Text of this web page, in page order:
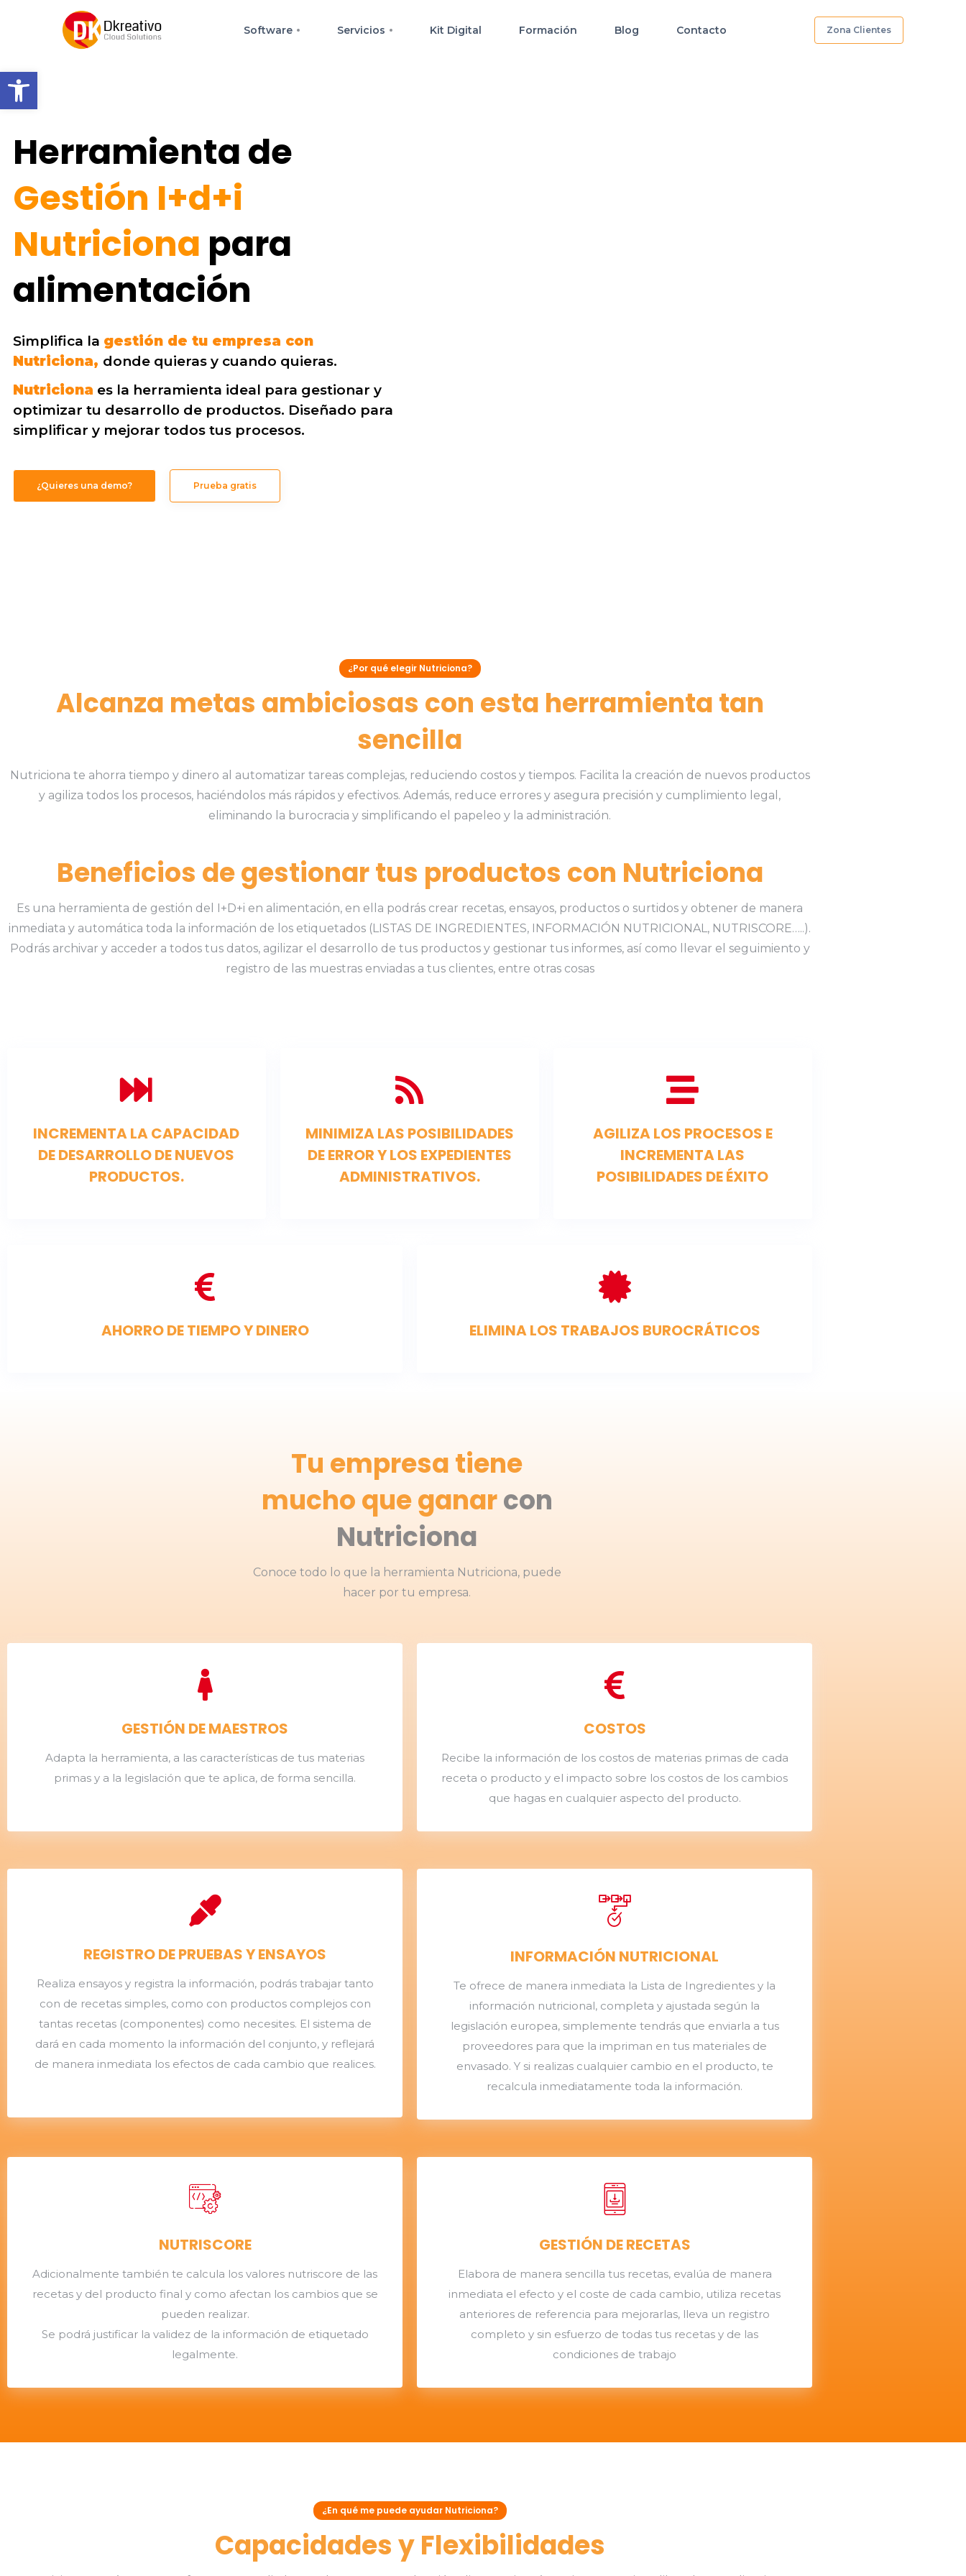
Abrir barra de herramientas
Software Servicios Kit Digital Formación Blog Contacto Zona Clientes
Herramienta de
Gestión I+d+i
Nutriciona para
alimentación
Simplifica la gestión de tu empresa con
Nutriciona, donde quieras y cuando quieras.
Nutriciona es la herramienta ideal para gestionar y
optimizar tu desarrollo de productos. Diseñado para
simplificar y mejorar todos tus procesos.
¿Quieres una demo? Prueba gratis
¿Por qué elegir Nutriciona?
Alcanza metas ambiciosas con esta herramienta tan
sencilla
Nutriciona te ahorra tiempo y dinero al automatizar tareas complejas, reduciendo costos y tiempos. Facilita la creación de nuevos productos
y agiliza todos los procesos, haciéndolos más rápidos y efectivos. Además, reduce errores y asegura precisión y cumplimiento legal,
eliminando la burocracia y simplificando el papeleo y la administración.
Beneficios de gestionar tus productos con Nutriciona
Es una herramienta de gestión del I+D+i en alimentación, en ella podrás crear recetas, ensayos, productos o surtidos y obtener de manera
inmediata y automática toda la información de los etiquetados (LISTAS DE INGREDIENTES, INFORMACIÓN NUTRICIONAL, NUTRISCORE…..).
Podrás archivar y acceder a todos tus datos, agilizar el desarrollo de tus productos y gestionar tus informes, así como llevar el seguimiento y
registro de las muestras enviadas a tus clientes, entre otras cosas
INCREMENTA LA CAPACIDAD
DE DESARROLLO DE NUEVOS
PRODUCTOS.
MINIMIZA LAS POSIBILIDADES
DE ERROR Y LOS EXPEDIENTES
ADMINISTRATIVOS.
AGILIZA LOS PROCESOS E
INCREMENTA LAS
POSIBILIDADES DE ÉXITO
AHORRO DE TIEMPO Y DINERO ELIMINA LOS TRABAJOS BUROCRÁTICOS
Tu empresa tiene
mucho que ganarcon
Nutriciona
Conoce todo lo que la herramienta Nutriciona, puede
hacer por tu empresa.
GESTIÓN DE MAESTROS
Adapta la herramienta, a las características de tus materias
primas y a la legislación que te aplica, de forma sencilla.
COSTOS
Recibe la información de los costos de materias primas de cada
receta o producto y el impacto sobre los costos de los cambios
que hagas en cualquier aspecto del producto.
REGISTRO DE PRUEBAS Y ENSAYOS
Realiza ensayos y registra la información, podrás trabajar tanto
con de recetas simples, como con productos complejos con
tantas recetas (componentes) como necesites. El sistema de
dará en cada momento la información del conjunto, y reflejará
de manera inmediata los efectos de cada cambio que realices.
INFORMACIÓN NUTRICIONAL
Te ofrece de manera inmediata la Lista de Ingredientes y la
información nutricional, completa y ajustada según la
legislación europea, simplemente tendrás que enviarla a tus
proveedores para que la impriman en tus materiales de
envasado. Y si realizas cualquier cambio en el producto, te
recalcula inmediatamente toda la información.
NUTRISCORE
Adicionalmente también te calcula los valores nutriscore de las
recetas y del producto final y como afectan los cambios que se
pueden realizar.
Se podrá justificar la validez de la información de etiquetado
legalmente.
GESTIÓN DE RECETAS
Elabora de manera sencilla tus recetas, evalúa de manera
inmediata el efecto y el coste de cada cambio, utiliza recetas
anteriores de referencia para mejorarlas, lleva un registro
completo y sin esfuerzo de todas tus recetas y de las
condiciones de trabajo
¿En qué me puede ayudar Nutriciona?
Capacidades y Flexibilidades